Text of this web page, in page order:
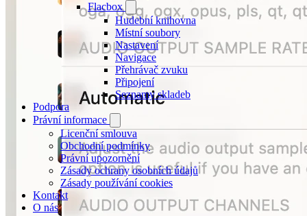
Flacbox
Hudební knihovna
Místní soubory
Nastavení
Navigace
Přehrávač zvuku
Připojení
Seznamy skladeb
Podpora
Právní informace
Licenční smlouva
Obchodní podmínky
Právní upozornění
Zásady ochrany osobních údajů
Zásady používání cookies
Kontakt
O nás